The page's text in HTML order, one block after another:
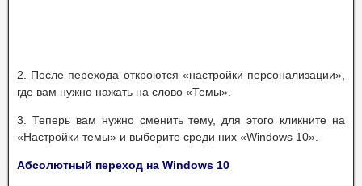
2. После перехода откроются «настройки персонализации»,
где вам нужно нажать на слово «Темы».
3. Теперь вам нужно сменить тему, для этого кликните на
«Настройки темы» и выберите среди них «Windows 10».
Абсолютный переход на Windows 10